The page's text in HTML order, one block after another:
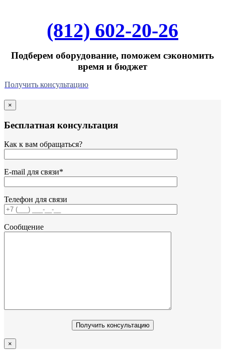
(812) 602-20-26
Подберем оборудование, поможем сэкономить
время и бюджет
Получить консультацию
×
Бесплатная консультация
Как к вам обращаться?
Е-mail для связи*
Телефон для связи
Сообщение
×